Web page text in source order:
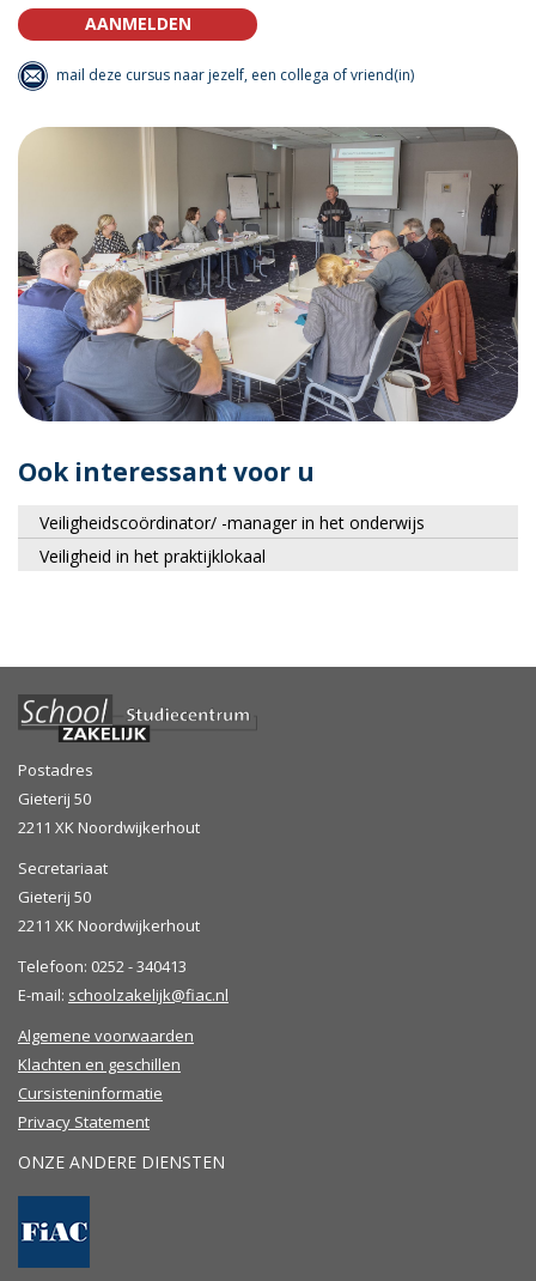
AANMELDEN
mail deze cursus naar jezelf, een collega of vriend(in)
Ook interessant voor u
Veiligheidscoördinator/ -manager in het onderwijs
Veiligheid in het praktijklokaal
Postadres
Gieterij 50
2211 XK Noordwijkerhout
Secretariaat
Gieterij 50
2211 XK Noordwijkerhout
Telefoon: 0252 - 340413
E-mail: schoolzakelijk@fiac.nl
Algemene voorwaarden
Klachten en geschillen
Cursisteninformatie
Privacy Statement
ONZE ANDERE DIENSTEN